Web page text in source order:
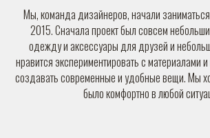
Мы, команда дизайнеров, начали
2015. Сначала проект был совсем
одежду и аксессуары для друзей и
нравится экспериментировать с
создавать современные и удобные вещи. Мы
было комфортно в любой